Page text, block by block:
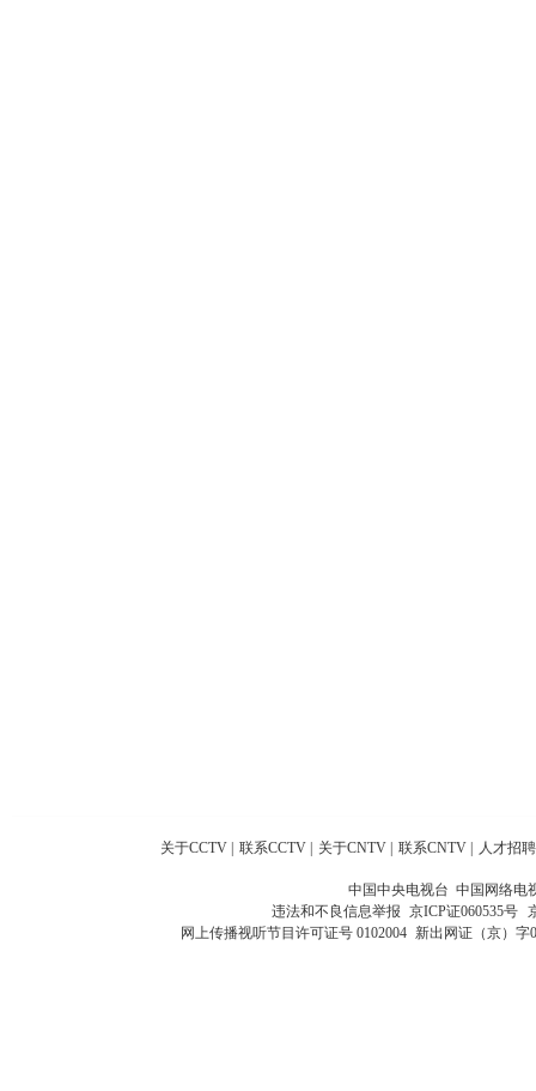
关于CCTV 联系CCTV 关于CNTV 联系CNTV 人才招聘
中国中央电视台 中国网络电
违法和不良信息举报 京ICP证060535号
网上传播视听节目许可证号 0102004 新出网证（京）